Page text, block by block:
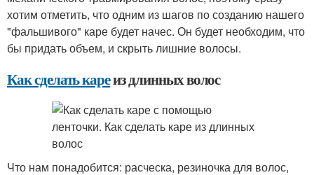
хотим отметить, что одним из шагов по созданию нашего
"фальшивого" каре будет начес. Он будет необходим, что
бы придать объем, и скрыть лишние волосы.
Как сделать кареиз длинных волос
Что нам понадобится: расческа, резиночка для волос,